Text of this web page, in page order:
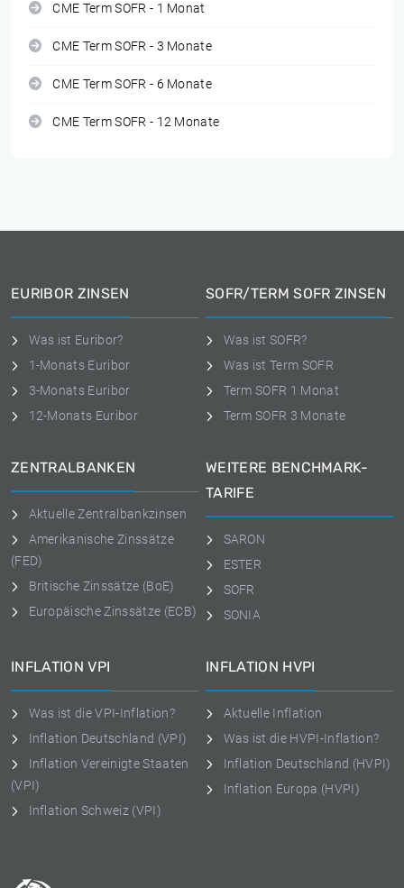
CME Term SOFR - 1 Monat
CME Term SOFR - 3 Monate
CME Term SOFR - 6 Monate
CME Term SOFR - 12 Monate
EURIBOR ZINSEN
Was ist Euribor?
1-Monats Euribor
3-Monats Euribor
12-Monats Euribor
SOFR/TERM SOFR ZINSEN
Was ist SOFR?
Was ist Term SOFR
Term SOFR 1 Monat
Term SOFR 3 Monate
ZENTRALBANKEN
Aktuelle Zentralbankzinsen
Amerikanische Zinssätze
(FED)
Britische Zinssätze (BoE)
Europäische Zinssätze (ECB)
WEITERE BENCHMARK-
TARIFE
SARON
ESTER
SOFR
SONIA
INFLATION VPI
Was ist die VPI-Inflation?
Inflation Deutschland (VPI)
Inflation Vereinigte Staaten
(VPI)
Inflation Schweiz (VPI)
INFLATION HVPI
Aktuelle Inflation
Was ist die HVPI-Inflation?
Inflation Deutschland (HVPI)
Inflation Europa (HVPI)